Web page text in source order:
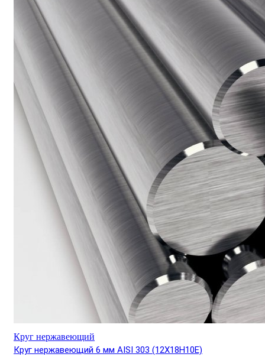
Круг нержавеющий
Круг нержавеющий 6 мм AISI 303 (12Х18Н10Е)